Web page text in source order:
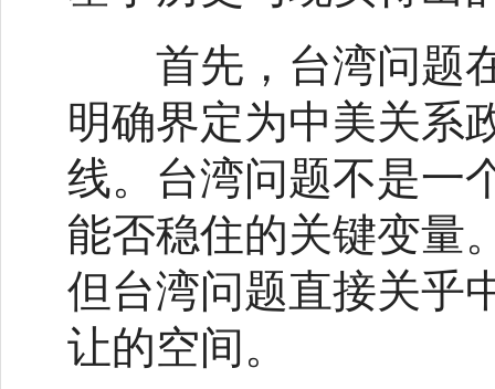
首先，台湾问题在
明确界定为中美关系
线。台湾问题不是一
能否稳住的关键变量
但台湾问题直接关乎
让的空间。